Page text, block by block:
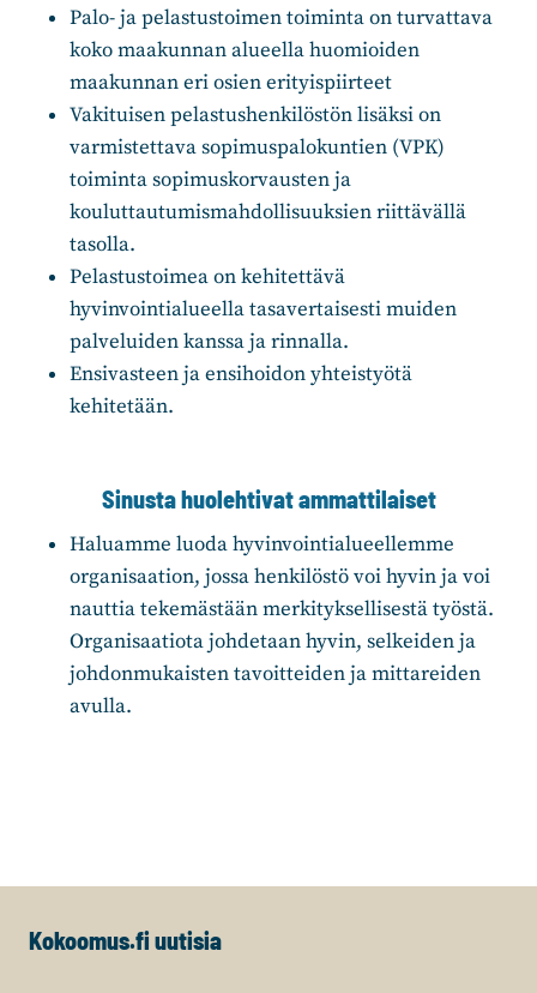
Palo- ja pelastustoimen toiminta on turvattava
koko maakunnan alueella huomioiden
maakunnan eri osien erityispiirteet
Vakituisen pelastushenkilöstön lisäksi on
varmistettava sopimuspalokuntien (VPK)
toiminta sopimuskorvausten ja
kouluttautumismahdollisuuksien riittävällä
tasolla.
Pelastustoimea on kehitettävä
hyvinvointialueella tasavertaisesti muiden
palveluiden kanssa ja rinnalla.
Ensivasteen ja ensihoidon yhteistyötä
kehitetään.
Sinusta huolehtivat ammattilaiset
Haluamme luoda hyvinvointialueellemme
organisaation, jossa henkilöstö voi hyvin ja voi
nauttia tekemästään merkityksellisestä työstä.
Organisaatiota johdetaan hyvin, selkeiden ja
johdonmukaisten tavoitteiden ja mittareiden
avulla.
Kokoomus.fi uutisia